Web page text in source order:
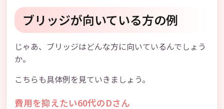
ブリッジが向いている方の例
じゃあ、ブリッジはどんな方に向いているんでしょう
か。
こちらも具体例を見ていきましょう。
費用を抑えたい60代のDさん